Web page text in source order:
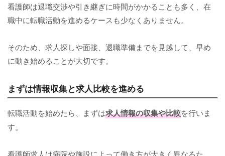
看護師は退職交渉や引き継ぎに時間がかかることも多く、在
職中に転職活動を進めるケースも少なくありません。
そのため、求人探しや面接、退職準備までを見越して、早め
に動き始めることが大切です。
まずは情報収集と求人比較を進める
転職活動を始めたら、まずは求人情報の収集や比較を行いま
す。
看護師求人は病院や施設によって働き方が大きく異なるた